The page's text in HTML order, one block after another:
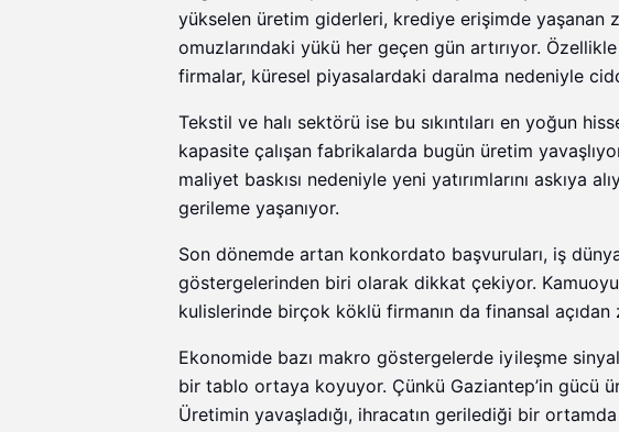
yükselen üretim giderleri, krediye erişimde yaşanan
omuzlarındaki yükü her geçen gün artırıyor.
firmalar, küresel piyasalardaki daralma nedeniyle
Tekstil ve halı sektörü ise bu sıkıntıları en yoğun
kapasite çalışan fabrikalarda bugün üretim
maliyet baskısı nedeniyle yeni yatırımlarını askıya
gerileme yaşanıyor.
Son dönemde artan konkordato başvuruları, iş
göstergelerinden biri olarak dikkat çekiyor.
kulislerinde birçok köklü firmanın da finansal
Ekonomide bazı makro göstergelerde iyileşme
bir tablo ortaya koyuyor. Çünkü Gaziantep’in gücü
Üretimin yavaşladığı, ihracatın gerilediği bir